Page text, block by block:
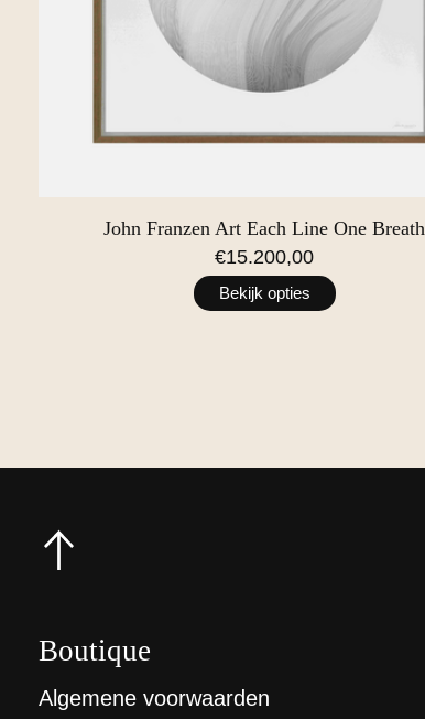
John Franzen Art Each Line One Breath
€15.200,00
Bekijk opties
Boutique
Algemene voorwaarden